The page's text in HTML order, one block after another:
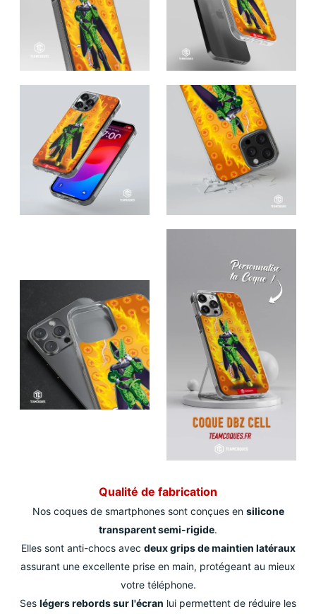
Qualité de fabrication
Nos coques de smartphones sont conçues en silicone
transparent semi-rigide.
Elles sont anti-chocs avec deux grips de maintien latéraux
assurant une excellente prise en main, protégeant au mieux
votre téléphone.
Ses légers rebords sur l'écran lui permettent de réduire les